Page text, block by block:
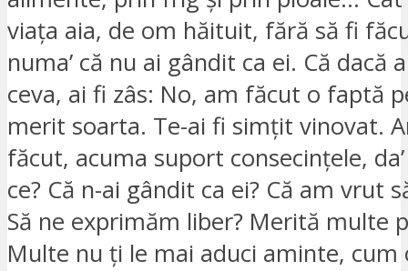
viața aia, de om hăituit, fără să fi
numa’ că nu ai gândit ca ei. Că dacă
ceva, ai fi zâs: No, am făcut o faptă
merit soarta. Te-ai fi simțit vinovat.
făcut, acuma suport consecințele,
ce? Că n-ai gândit ca ei? Că am vrut
Să ne exprimăm liber? Merită multe
Multe nu ți le mai aduci aminte, cum